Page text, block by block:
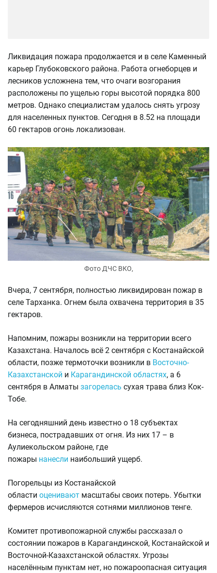
Ликвидация пожара продолжается и в селе Каменный
карьер Глубоковского района. Работа огнеборцев и
лесников усложнена тем, что очаги возгорания
расположены по ущелью горы высотой порядка 800
метров. Однако специалистам удалось снять угрозу
для населенных пунктов. Сегодня в 8.52 на площади
60 гектаров огонь локализован.
Фото ДЧС ВКО,
Вчера, 7 сентября, полностью ликвидирован пожар в
селе Тарханка. Огнем была охвачена территория в 35
гектаров.
Напомним, пожары возникли на территории всего
Казахстана. Началось всё 2 сентября с Костанайской
области, позже термоточки возникли в Восточно-
Казахстанской и Карагандинской областях, а 6
сентября в Алматы загорелась сухая трава близ Кок-
Тобе.
На сегодняшний день известно о 18 субъектах
бизнеса, пострадавших от огня. Из них 17 – в
Аулиекольском районе, где
пожары нанесли наибольший ущерб.
Погорельцы из Костанайской
области оценивают масштабы своих потерь. Убытки
фермеров исчисляются сотнями миллионов тенге.
Комитет противопожарной службы рассказал о
состоянии пожаров в Карагандинской, Костанайской и
Восточной-Казахстанской областях. Угрозы
населённым пунктам нет, но пожароопасная ситуация